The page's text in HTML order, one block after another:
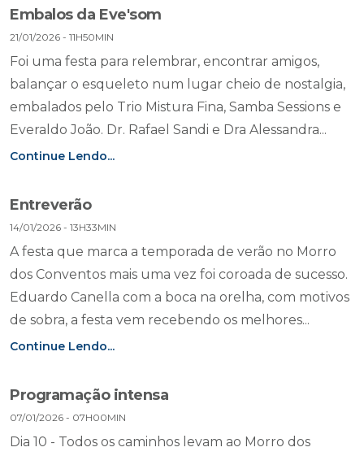
Embalos da Eve'som
21/01/2026 - 11H50MIN
Foi uma festa para relembrar, encontrar amigos,
balançar o esqueleto num lugar cheio de nostalgia,
embalados pelo Trio Mistura Fina, Samba Sessions e
Everaldo João. Dr. Rafael Sandi e Dra Alessandra...
Continue Lendo...
Entreverão
14/01/2026 - 13H33MIN
A festa que marca a temporada de verão no Morro
dos Conventos mais uma vez foi coroada de sucesso.
Eduardo Canella com a boca na orelha, com motivos
de sobra, a festa vem recebendo os melhores...
Continue Lendo...
Programação intensa
07/01/2026 - 07H00MIN
Dia 10 - Todos os caminhos levam ao Morro dos